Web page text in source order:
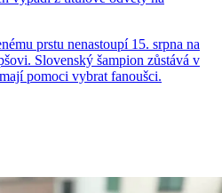
prstu nenastoupí 15. srpna na
Slovenský šampion zůstává v
pomoci vybrat fanoušci.